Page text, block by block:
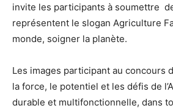
invite les participants à soumettre
représentent le slogan Agriculture
monde, soigner la planète.
Les images participant au concours
la force, le potentiel et les défis de
durable et multifonctionnelle, dans